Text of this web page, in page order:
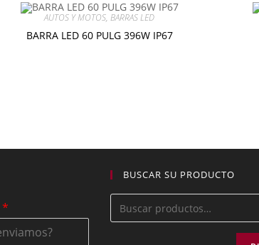
AUTOS Y MOTOS,BARRAS LED
BARRA LED 60 PULG 396W IP67
*
BUSCAR SU PRODUCTO